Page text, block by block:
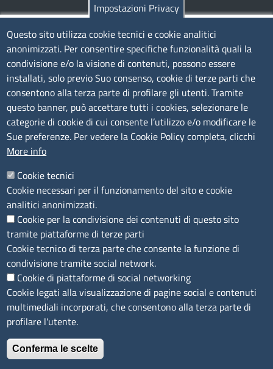
TRASPARENZA
Albo Online
Amministrazione trasparente
Bandi e concorsi
Segnalazioni Whistleblowing
Accessibilità
IBAN e pagamenti informatici
Informative privacy e cookie
Verifiche PA
Attuazione misure PNRR
Modulistica
SEGUICI SU
Impostazioni Privacy
Questo sito utilizza cookie tecnici e cookie analitici
anonimizzati. Per consentire specifiche funzionalità quali la
condivisione e/o la visione di contenuti, possono essere
installati, solo previo Suo consenso, cookie di terze parti che
consentono alla terza parte di profilare gli utenti. Tramite
questo banner, può accettare tutti i cookies, selezionare le
categorie di cookie di cui consente l’utilizzo e/o modificare le
Sue preferenze. Per vedere la Cookie Policy completa, clicchi
More info
Cookie tecnici
Cookie necessari per il funzionamento del sito e cookie
analitici anonimizzati.
Cookie per la condivisione dei contenuti di questo sito
tramite piattaforme di terze parti
Cookie tecnico di terza parte che consente la funzione di
condivisione tramite social network.
Cookie di piattaforme di social networking
Cookie legati alla visualizzazione di pagine social e contenuti
multimediali incorporati, che consentono alla terza parte di
profilare l'utente.
Conferma le scelte